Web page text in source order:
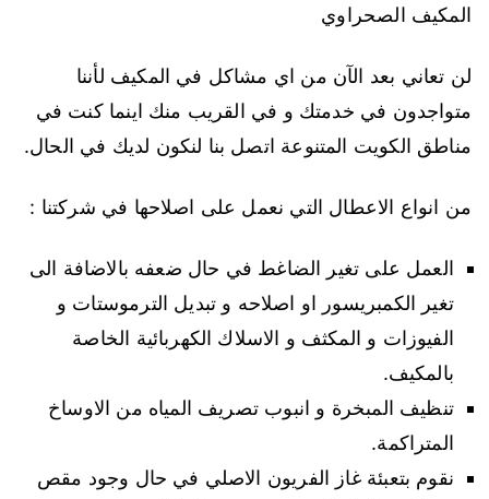
المكيف الصحراوي
لن تعاني بعد الآن من اي مشاكل في المكيف لأننا
متواجدون في خدمتك و في القريب منك اينما كنت في
مناطق الكويت المتنوعة اتصل بنا لنكون لديك في الحال.
من انواع الاعطال التي نعمل على اصلاحها في شركتنا :
العمل على تغير الضاغط في حال ضعفه بالاضافة الى
تغير الكمبريسور او اصلاحه و تبديل الترموستات و
الفيوزات و المكثف و الاسلاك الكهربائية الخاصة
بالمكيف.
تنظيف المبخرة و انبوب تصريف المياه من الاوساخ
المتراكمة.
نقوم بتعبئة غاز الفريون الاصلي في حال وجود مقص